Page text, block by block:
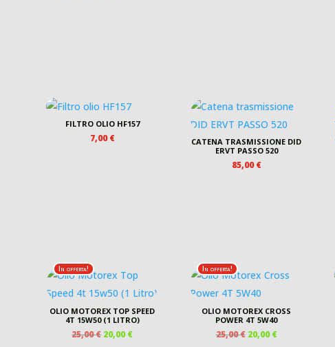
FILTRO OLIO HF157
7,00€
CATENA TRASMISSIONE DID
ERVT PASSO 520
85,00€
In offerta!
OLIO MOTOREX TOP SPEED
4T 15W50 (1 LITRO)
25,00€ IL
20,00€IL
In offerta!
OLIO MOTOREX CROSS
POWER 4T 5W40
25,00€ IL
20,00€IL